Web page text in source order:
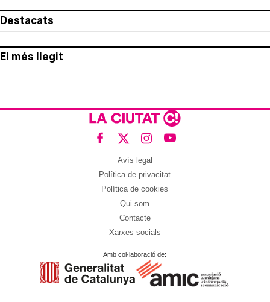
Destacats
El més llegit
Avís legal
Política de privacitat
Política de cookies
Qui som
Contacte
Xarxes socials
Amb col·laboració de: